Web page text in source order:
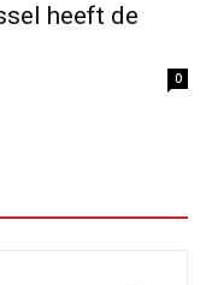
heeft de
0